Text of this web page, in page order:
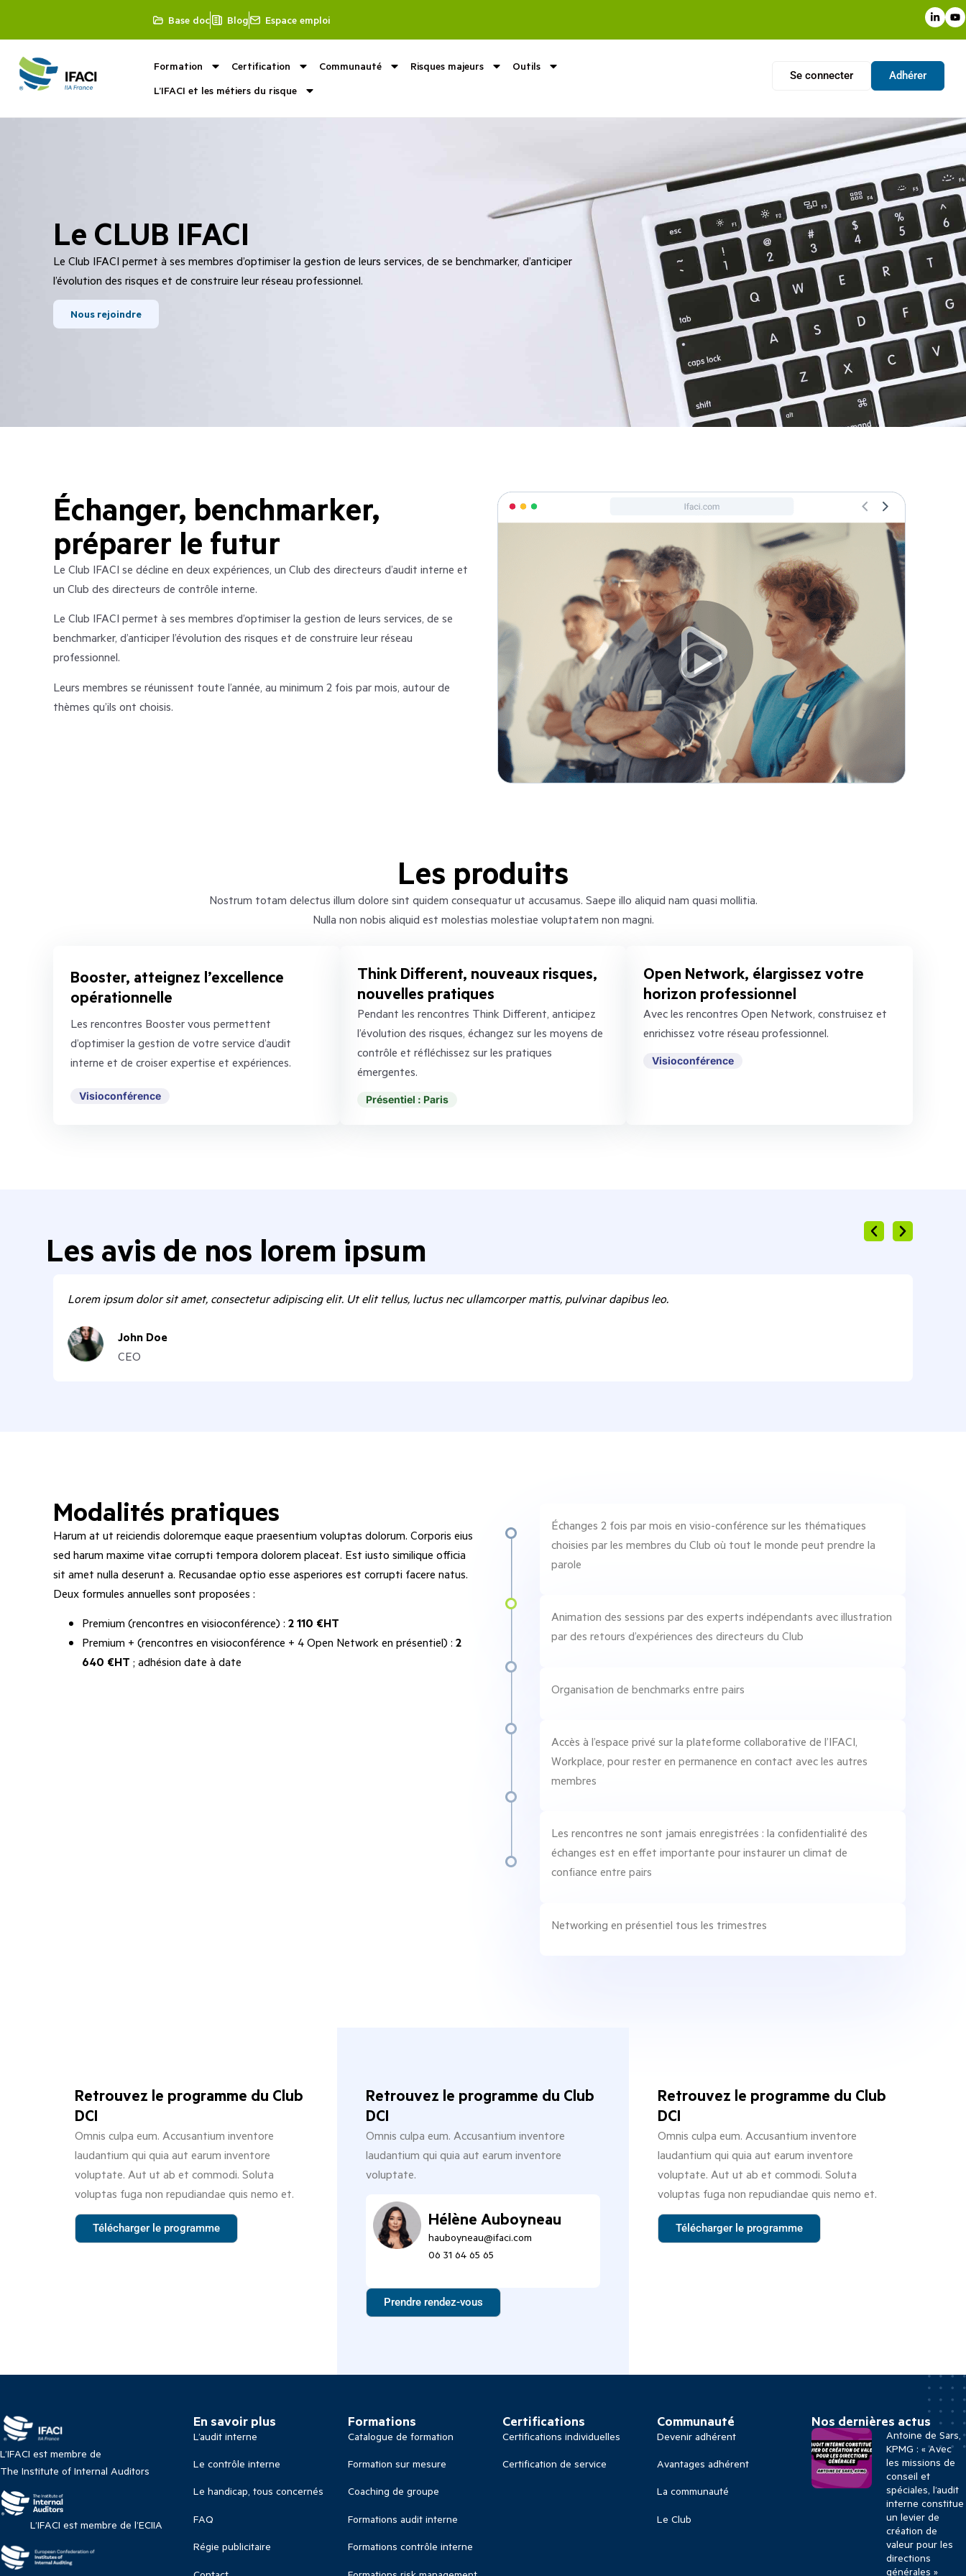
Base doc Blog Espace emploi
Formation Certification Communauté Risques majeurs
Outils
L’IFACI et les métiers du risque
Se connecter Adhérer
Le CLUB IFACI
Le Club IFACI permet à ses membres d’optimiser la gestion de leurs services, de se benchmarker, d’anticiper
l’évolution des risques et de construire leur réseau professionnel.
Nous rejoindre
Échanger, benchmarker,
préparer le futur
Le Club IFACI se décline en deux expériences, un Club des directeurs d’audit interne et
un Club des directeurs de contrôle interne.
Le Club IFACI permet à ses membres d’optimiser la gestion de leurs services, de se
benchmarker, d’anticiper l’évolution des risques et de construire leur réseau
professionnel.
Leurs membres se réunissent toute l’année, au minimum 2 fois par mois, autour de
thèmes qu’ils ont choisis.
Les produits
Nostrum totam delectus illum dolore sint quidem consequatur ut accusamus. Saepe illo aliquid nam quasi mollitia.
Nulla non nobis aliquid est molestias molestiae voluptatem non magni.
Booster, atteignez l’excellence
opérationnelle
Les rencontres Booster vous permettent
d’optimiser la gestion de votre service d’audit
interne et de croiser expertise et expériences.
Visioconférence
Think Different, nouveaux risques,
nouvelles pratiques
Pendant les rencontres Think Different, anticipez
l’évolution des risques, échangez sur les moyens de
contrôle et réfléchissez sur les pratiques
émergentes.
Présentiel : Paris
Open Network, élargissez votre
horizon professionnel
Avec les rencontres Open Network, construisez et
enrichissez votre réseau professionnel.
Visioconférence
Les avis de nos lorem ipsum
Lorem ipsum dolor sit amet, consectetur adipiscing elit. Ut elit tellus, luctus nec ullamcorper mattis, pulvinar dapibus leo.
John Doe
CEO
Modalités pratiques
Harum at ut reiciendis doloremque eaque praesentium voluptas dolorum. Corporis eius
sed harum maxime vitae corrupti tempora dolorem placeat. Est iusto similique officia
sit amet nulla deserunt a. Recusandae optio esse asperiores est corrupti facere natus.
Deux formules annuelles sont proposées :
Premium (rencontres en visioconférence) : 2 110 €HT
Premium + (rencontres en visioconférence + 4 Open Network en présentiel) : 2
640 €HT ; adhésion date à date
Échanges 2 fois par mois en visio-conférence sur les thématiques
choisies par les membres du Club où tout le monde peut prendre la
parole
Animation des sessions par des experts indépendants avec illustration
par des retours d’expériences des directeurs du Club
Organisation de benchmarks entre pairs
Accès à l’espace privé sur la plateforme collaborative de l’IFACI,
Workplace, pour rester en permanence en contact avec les autres
membres
Les rencontres ne sont jamais enregistrées : la confidentialité des
échanges est en effet importante pour instaurer un climat de
confiance entre pairs
Networking en présentiel tous les trimestres
Retrouvez le programme du Club
DCI
Omnis culpa eum. Accusantium inventore
laudantium qui quia aut earum inventore
voluptate. Aut ut ab et commodi. Soluta
voluptas fuga non repudiandae quis nemo et.
Télécharger le programme
Retrouvez le programme du Club
DCI
Omnis culpa eum. Accusantium inventore
laudantium qui quia aut earum inventore
voluptate.
Hélène Auboyneau
hauboyneau@ifaci.com
06 31 64 65 65
Prendre rendez-vous
Retrouvez le programme du Club
DCI
Omnis culpa eum. Accusantium inventore
laudantium qui quia aut earum inventore
voluptate. Aut ut ab et commodi. Soluta
voluptas fuga non repudiandae quis nemo et.
Télécharger le programme
L’IFACI est membre de
The Institute of Internal Auditors
L’IFACI est membre de l’ECIIA
En savoir plus
L’audit interne
Le contrôle interne
Le handicap, tous concernés
FAQ
Régie publicitaire
Formations
Catalogue de formation
Formation sur mesure
Coaching de groupe
Formations audit interne
Formations contrôle interne
Certifications
Certifications individuelles
Certification de service
Communauté
Devenir adhérent
Avantages adhérent
La communauté
Le Club
Nos dernières actus
Antoine de Sars,
KPMG : « Avec
les missions de
conseil et
spéciales, l’audit
interne constitue
un levier de
création de
valeur pour les
directions
générales »